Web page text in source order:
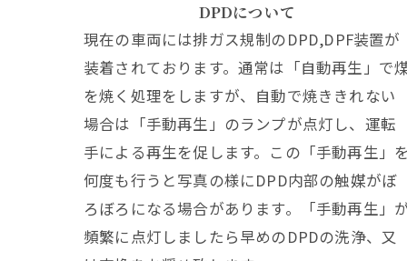
DPDについて
現在の車両には排ガス規制のDPD,DPF装置が
装着されております。通常は「自動再生」で煤
を焼く処理をしますが、自動で焼ききれない
場合は「手動再生」のランプが点灯し、運転
手による再生を促します。この「手動再生」を
何度も行うと写真の様にDPD内部の触媒がぼ
ろぼろになる場合があります。「手動再生」
頻繁に点灯しましたら早めのDPDの洗浄、又